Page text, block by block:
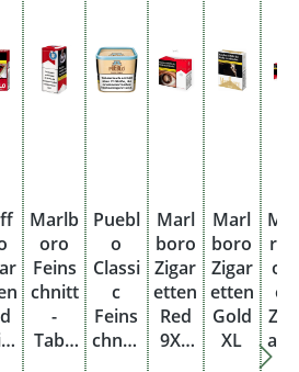
Marlb
oro
Feins
chnitt
-
Taba
Puebl
o
Classi
c
Feins
chnitt
Marl
boro
Zigar
etten
Red
9XL
Marl
boro
Zigar
etten
Gold
XL
Ma
rlb
or
o
Zig
are
tte